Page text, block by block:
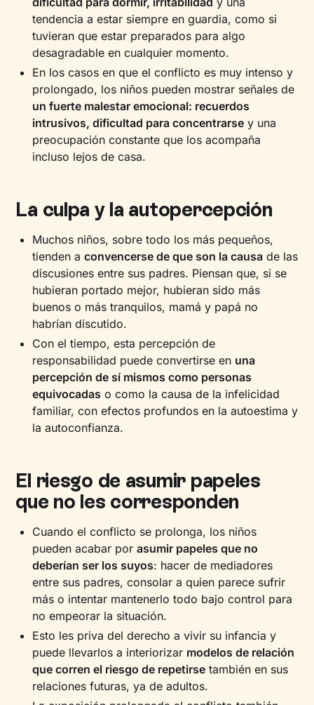
tendencia a estar siempre en guardia, como si
tuvieran que estar preparados para algo
desagradable en cualquier momento.
En los casos en que el conflicto es muy intenso y
prolongado, los niños pueden mostrar señales de
un fuerte malestar emocional: recuerdos
intrusivos, dificultad para concentrarse y una
preocupación constante que los acompaña
incluso lejos de casa.
La culpa y la autopercepción
Muchos niños, sobre todo los más pequeños,
tienden aconvencerse de que son la causa de las
discusiones entre sus padres. Piensan que, si se
hubieran portado mejor, hubieran sido más
buenos o más tranquilos, mamá y papá no
habrían discutido.
Con el tiempo, esta percepción de
responsabilidad puede convertirse en una
percepción de sí mismos como personas
equivocadas o como la causa de la infelicidad
familiar, con efectos profundos en la autoestima y
la autoconfianza.
El riesgo de asumir papeles
que no les corresponden
Cuando el conflicto se prolonga, los niños
pueden acabar porasumir papeles que no
deberían ser los suyos: hacer de mediadores
entre sus padres, consolar a quien parece sufrir
más o intentar mantenerlo todo bajo control para
no empeorar la situación.
Esto les priva del derecho a vivir su infancia y
puede llevarlos a interiorizar modelos de relación
que corren el riesgo de repetirse también en sus
relaciones futuras, ya de adultos.